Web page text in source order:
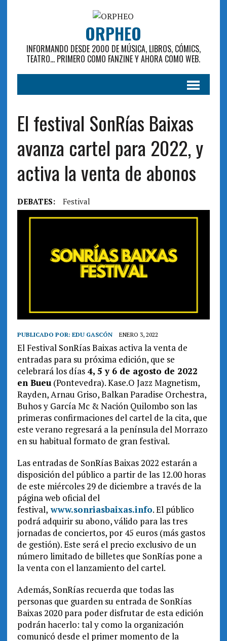
ORPHEO
INFORMANDO DESDE 2000 DE MÚSICA, LIBROS, CÓMICS,
TEATRO... PRIMERO COMO FANZINE Y AHORA COMO WEB.
El festival SonRías Baixas
avanza cartel para 2022, y
activa la venta de abonos
DEBATES: Festival
PUBLICADO POR: EDU GASCÓN ENERO 3, 2022
El Festival SonRías Baixas activa la venta de
entradas para su próxima edición, que se
celebrará los días4, 5 y 6 de agosto de 2022
en Bueu(Pontevedra). Kase.O Jazz Magnetism,
Rayden, Arnau Griso, Balkan Paradise Orchestra,
Buhos y García Mc & Nación Quilombo son las
primeras confirmaciones del cartel de la cita, que
este verano regresará a la península del Morrazo
en su habitual formato de gran festival.
Las entradas de SonRías Baixas 2022 estarán a
disposición del público a partir de las 12.00 horas
de este miércoles 29 de diciembre a través de la
página web oficial del
festival, www.sonriasbaixas.info. El público
podrá adquirir su abono, válido para las tres
jornadas de conciertos, por 45 euros (más gastos
de gestión). Este será el precio exclusivo de un
número limitado de billetes que SonRías pone a
la venta con el lanzamiento del cartel.
Además, SonRías recuerda que todas las
personas que guarden su entrada de SonRías
Baixas 2020 para poder disfrutar de esta edición
podrán hacerlo: tal y como la organización
comunicó desde el primer momento de la